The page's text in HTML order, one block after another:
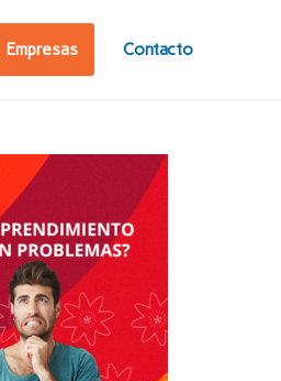
Empresas Contacto